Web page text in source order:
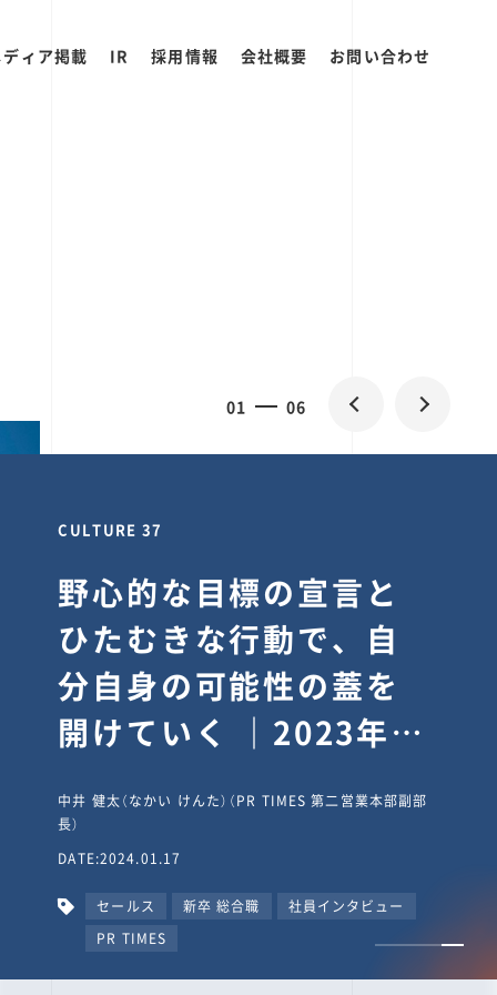
ィア掲載 IR 採用情報 会社概要 お問い合わせ
0 06
CULTURE 30
逆境では自分のスタン
スを変え“予想を裏切
り、期待を超える”【真
輔塾・前編】
山田真輔（やまだ しんすけ）（執行役員 兼 Jooto事業部
長）
DATE:2023.09.08
カルチャー CxO キャリア入社 Jooto